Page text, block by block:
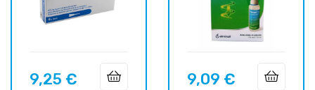
Prix
9,25 € Prix
9,09 €